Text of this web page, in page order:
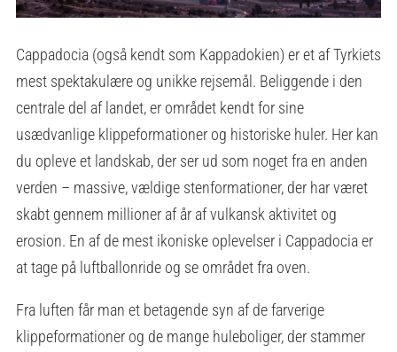
Cappadocia (også kendt som Kappadokien) er et af Tyrkiets
mest spektakulære og unikke rejsemål. Beliggende i den
centrale del af landet, er området kendt for sine
usædvanlige klippeformationer og historiske huler. Her kan
du opleve et landskab, der ser ud som noget fra en anden
verden – massive, vældige stenformationer, der har været
skabt gennem millioner af år af vulkansk aktivitet og
erosion. En af de mest ikoniske oplevelser i Cappadocia er
at tage på luftballonride og se området fra oven.
Fra luften får man et betagende syn af de farverige
klippeformationer og de mange huleboliger, der stammer